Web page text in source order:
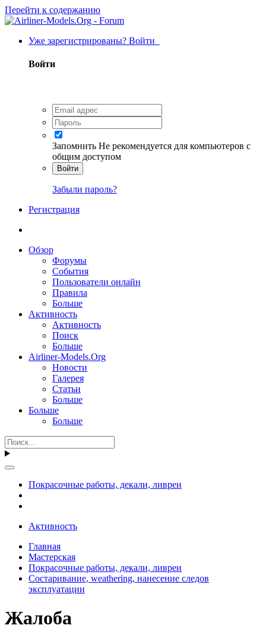
Перейти к содержанию
Уже зарегистрированы? Войти
Войти
Запомнить Не рекомендуется для компьютеров с
общим доступом
Войти
Забыли пароль?
Регистрация
Обзор
Форумы
События
Пользователи онлайн
Правила
Больше
Активность
Активность
Поиск
Больше
Airliner-Models.Org
Новости
Галерея
Статьи
Больше
Больше
Больше
Покрасочные работы, декали, ливреи
Активность
Главная
Мастерская
Покрасочные работы, декали, ливреи
Состаривание, weathering, нанесение следов
эксплуатации
Жалоба